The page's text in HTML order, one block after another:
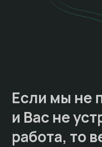
Если мы не
и Вас не
работа, то